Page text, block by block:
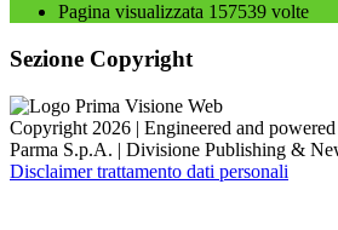
Pagina visualizzata 157539 volte
Sezione Copyright
Copyright 2026 | Engineered and
Parma S.p.A. | Divisione Publishing &
Disclaimer trattamento dati personali